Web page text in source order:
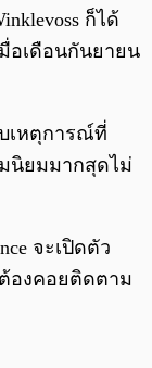
ก็ได้
มื่อเดือนกันยายน
เหตุการณ์ที่
มนิยมมากสุดไม่
จะเปิดตัว
ต้องคอยติดตาม